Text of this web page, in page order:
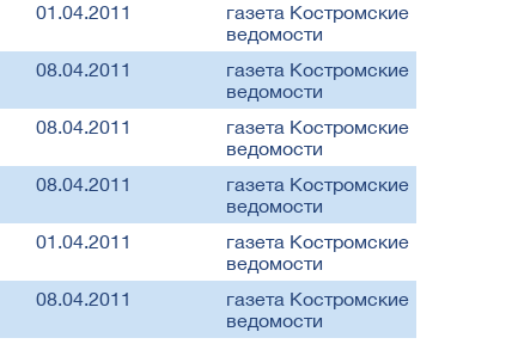
01.04.2011
газета Костромские
ведомости
08.04.2011
газета Костромские
ведомости
08.04.2011
газета Костромские
ведомости
08.04.2011
газета Костромские
ведомости
01.04.2011
газета Костромские
ведомости
08.04.2011
газета Костромские
ведомости